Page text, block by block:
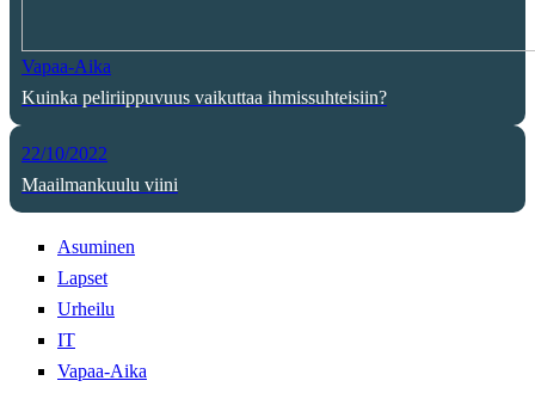
Vapaa-Aika
Kuinka peliriippuvuus vaikuttaa ihmissuhteisiin?
22/10/2022
Maailmankuulu viini
Asuminen
Lapset
Urheilu
IT
Vapaa-Aika